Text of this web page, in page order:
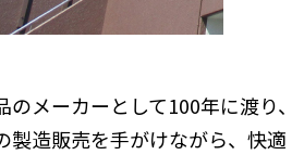
メーカーとして100年に渡り、
製造販売を手がけながら、快適